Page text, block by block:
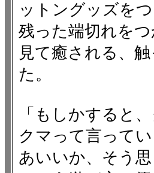
ットングッズを
残った端切れをつ
見て癒される、
た。
「もしかすると
クマって言って
あいいか、そう